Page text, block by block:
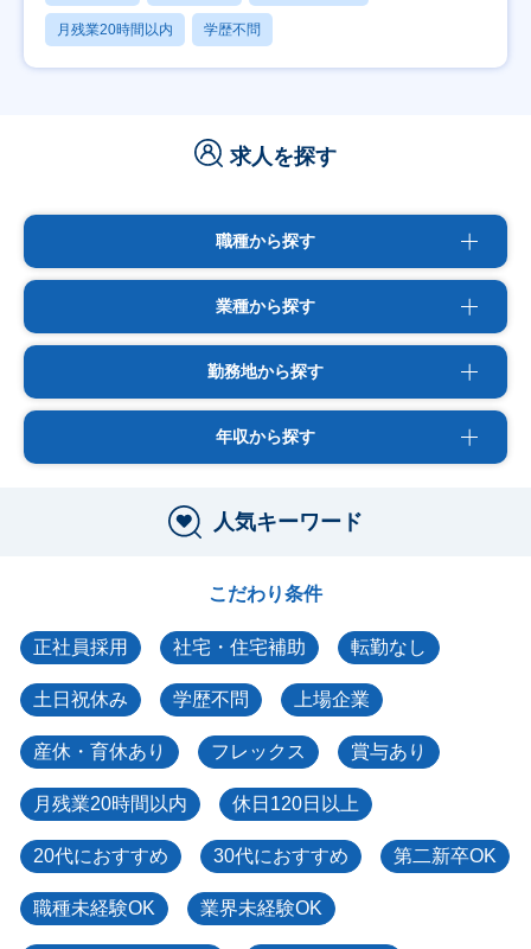
月残業20時間以内 学歴不問
求人を探す
職種から探す
業種から探す
勤務地から探す
年収から探す
人気キーワード
こだわり条件
正社員採用 社宅・住宅補助 転勤なし
土日祝休み 学歴不問 上場企業
産休・育休あり フレックス 賞与あり
月残業20時間以内 休日120日以上
20代におすすめ 30代におすすめ 第二新卒OK
職種未経験OK 業界未経験OK